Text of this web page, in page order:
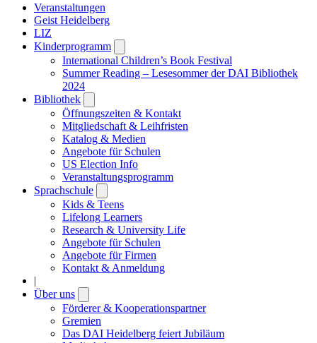
Veranstaltungen
Geist Heidelberg
LIZ
Kinderprogramm
submenu
International Children’s Book Festival
Summer Reading – Lesesommer der DAI Bibliothek
2024
Bibliothek
submenu
Öffnungszeiten & Kontakt
Mitgliedschaft & Leihfristen
Katalog & Medien
Angebote für Schulen
US Election Info
Veranstaltungsprogramm
Sprachschule
submenu
Kids & Teens
Lifelong Learners
Research & University Life
Angebote für Schulen
Angebote für Firmen
Kontakt & Anmeldung
|
Über uns
submenu
Förderer & Kooperationspartner
Gremien
Das DAI Heidelberg feiert Jubiläum